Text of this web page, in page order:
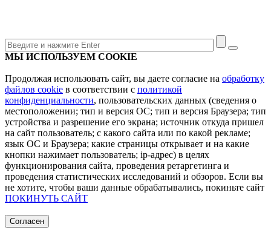
МЫ ИСПОЛЬЗУЕМ COOKIE
Продолжая использовать сайт, вы даете согласие на обработку
файлов cookie в соответствии с политикой
конфиденциальности, пользовательских данных (сведения о
местоположении; тип и версия ОС; тип и версия Браузера; тип
устройства и разрешение его экрана; источник откуда пришел
на сайт пользователь; с какого сайта или по какой рекламе;
язык ОС и Браузера; какие страницы открывает и на какие
кнопки нажимает пользователь; ip-адрес) в целях
функционирования сайта, проведения ретаргетинга и
проведения статистических исследований и обзоров. Если вы
не хотите, чтобы ваши данные обрабатывались, покиньте сайт
ПОКИНУТЬ САЙТ
Согласен